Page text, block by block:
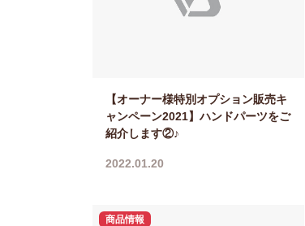
【オーナー様特別オプション販売キ
ャンペーン2021】ハンドパーツをご
紹介します②♪
2022.01.20
商品情報